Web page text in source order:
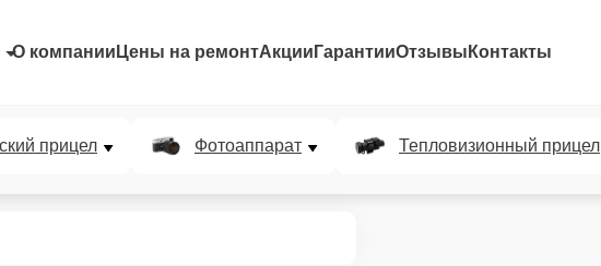
О компании Цены на ремонтАкции ГарантииОтзывы Контакты
прицел Фотоаппарат Тепловизионный прицел